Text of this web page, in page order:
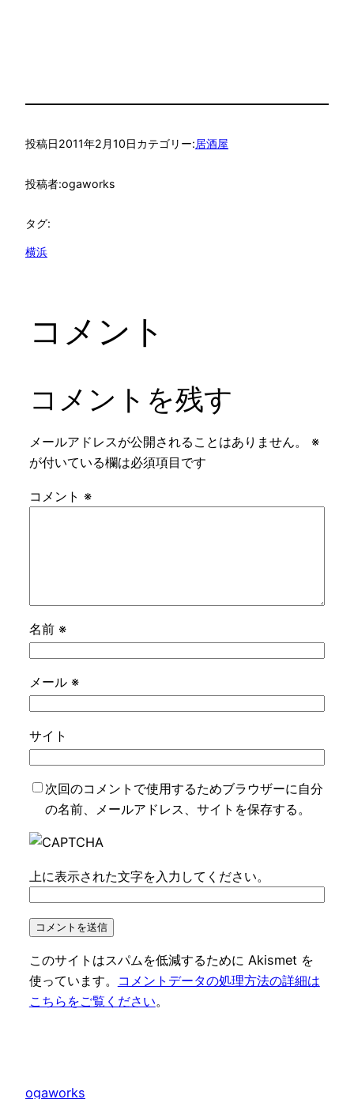
投稿日2011年2月10日カテゴリー:居酒屋
投稿者:ogaworks
タグ:
横浜
コメント
コメントを残す
メールアドレスが公開されることはありません。
※
が付いている欄は必須項目です
コメント ※
名前 ※
メール ※
サイト
次回のコメントで使用するためブラウザーに自分
の名前、メールアドレス、サイトを保存する。
上に表示された文字を入力してください。
このサイトはスパムを低減するために Akismet を
使っています。
コメントデータの処理方法の詳細は
こちらをご覧ください。
ogaworks